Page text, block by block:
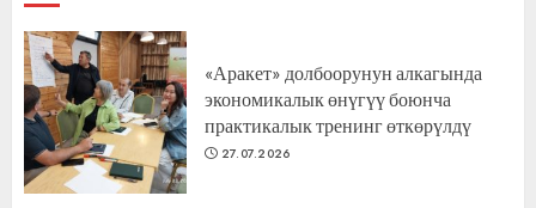
«Аракет» долбоорунун алкагында
экономикалык өнүгүү боюнча
практикалык тренинг өткөрүлдү
27.07.2026